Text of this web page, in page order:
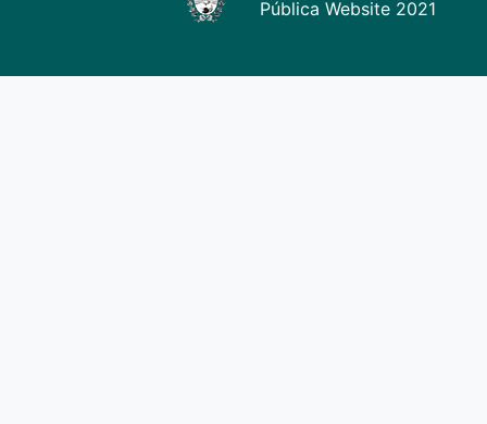
Pública Website 2021